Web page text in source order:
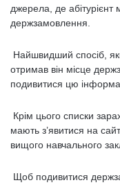
джерела, де абітурієнт
держзамовлення.
Найшвидший спосіб,
отримав він місце
подивитися цю
Крім цього списки
мають з’явитися на
вищого навчального
Щоб подивитися